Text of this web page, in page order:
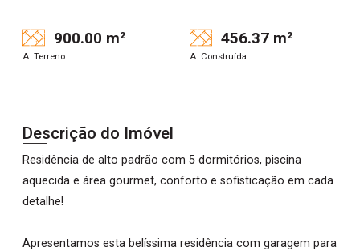
900.00 m²
A. Terreno
456.37 m²
A. Construída
Descrição do Imóvel
Residência de alto padrão com 5 dormitórios, piscina
aquecida e área gourmet, conforto e sofisticação em cada
detalhe!
Apresentamos esta belíssima residência com garagem para